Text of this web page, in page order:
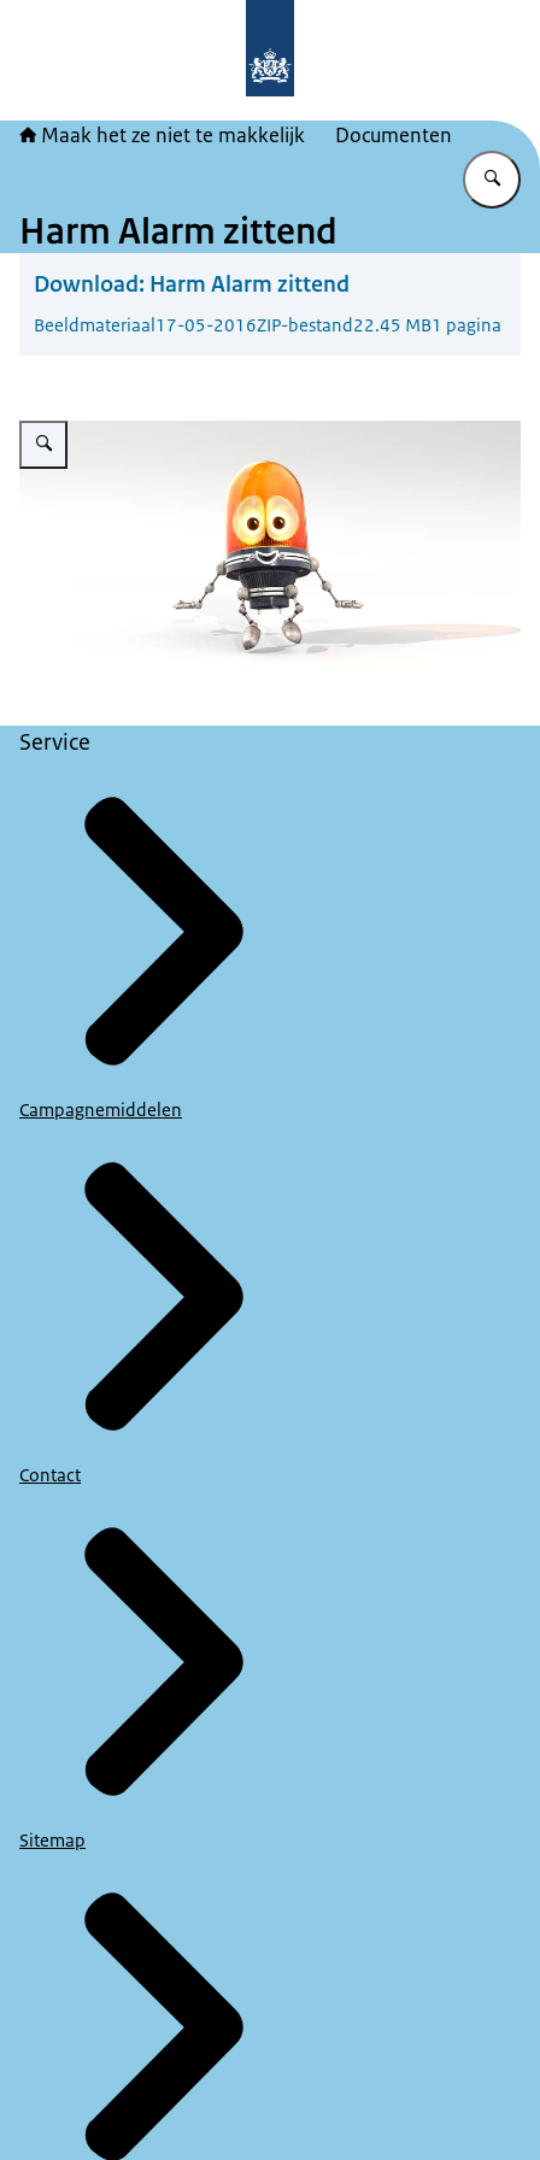
Maak het ze niet te makkelijk Documenten
Harm Alarm zittend
Download: Harm Alarm zittend
Beeldmateriaal17-05-2016ZIP-bestand22.45 MB1 pagina
Vergroot afbeelding Harm Alarm zittend
Service
Campagnemiddelen
Contact
Sitemap